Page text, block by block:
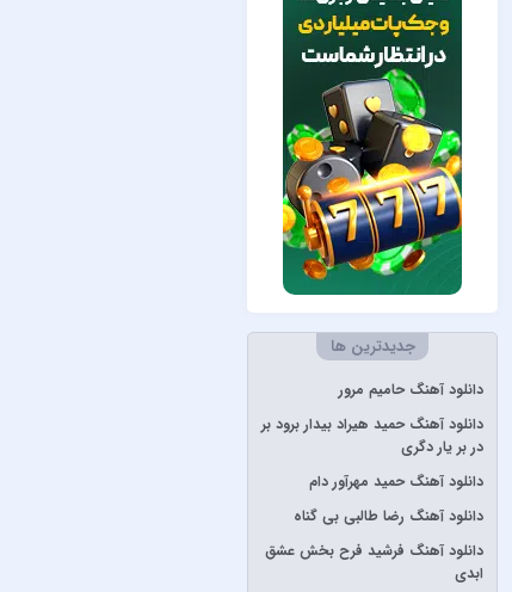
Lana Del Rey
Lenna
Måneskin
Peviack
Pvol&Erfan Kalbod
Redbone
Selena Gomez
Sertab Erener
Stevie Wonder
آبان بند
آدوین
آرتا
آرتا و آرون
آرتا و پارسالیپ
جدیدترین ها
دانلود آهنگ حامیم مرور
دانلود آهنگ حمید هیراد بیدار برود بر
در بر یار دگری
دانلود آهنگ حمید مهرآور دام
دانلود آهنگ رضا طالبی بی گناه
دانلود آهنگ فرشید فرح بخش عشق
ابدی